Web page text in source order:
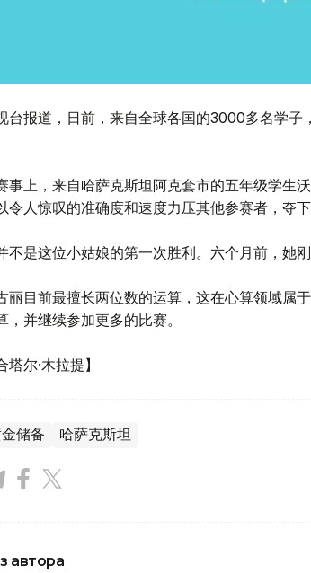
台报道，日前，来自全球各国的3000多名学
事上，来自哈萨克斯坦阿克套市的五年级学生
令人惊叹的准确度和速度力压其他参赛者，夺下
不是这位小姑娘的第一次胜利。六个月前，她
丽目前最擅长两位数的运算，这在心算领域属
，并继续参加更多的比赛。
塔尔·木拉提】
储备 哈萨克斯坦
автора